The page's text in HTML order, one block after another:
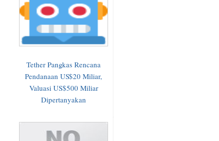
Tether Pangkas Rencana
Pendanaan US$20 Miliar,
Valuasi US$500 Miliar
Dipertanyakan